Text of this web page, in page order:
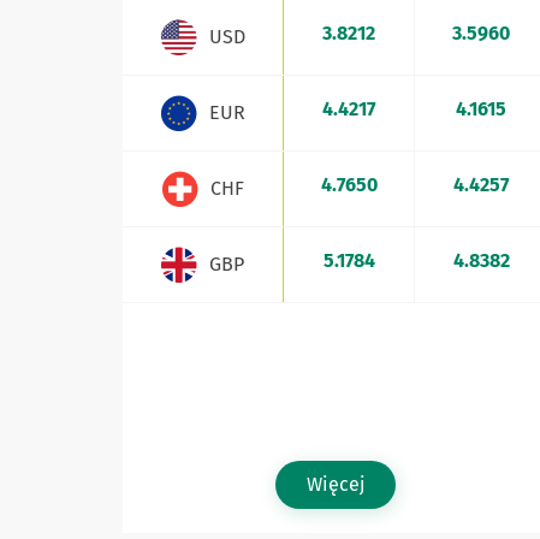
USD 3.8212 3.5960
EUR 4.4217 4.1615
CHF 4.7650 4.4257
GBP 5.1784 4.8382
Więcej